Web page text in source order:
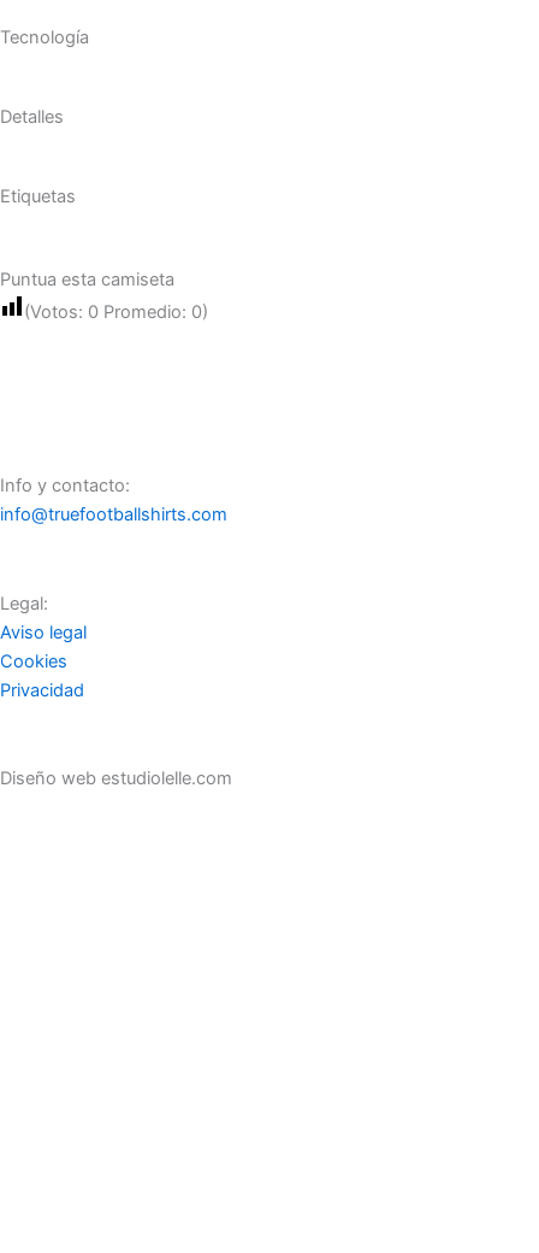
Tecnología
Detalles
Etiquetas
Puntua esta camiseta
(Votos: 0 Promedio: 0)
Info y contacto:
info@truefootballshirts.com
Legal:
Aviso legal
Cookies
Privacidad
Diseño web estudiolelle.com